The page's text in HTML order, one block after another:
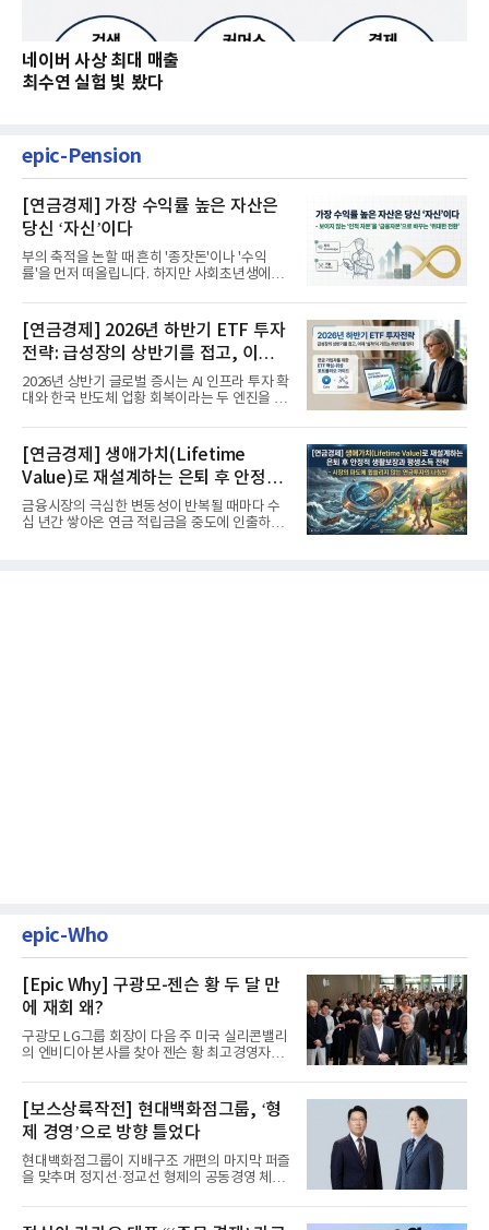
네이버 사상 최대 매출
최수연 실험 빛 봤다
epic-Pension
[연금경제] 가장 수익률 높은 자산은
당신 ‘자신’이다
부의 축적을 논할 때 흔히 '종잣돈'이나 '수익
률'을 먼저 떠올립니다. 하지만 사회초년생에게
[연금경제] 2026년 하반기 ETF 투자
전략: 급성장의 상반기를 접고, 이제
'실적'이 가르는 하반기를 맞다
2026년 상반기 글로벌 증시는 AI 인프라 투자 확
대와 한국 반도체 업황 회복이라는 두 엔진을 달
[연금경제] 생애가치(Lifetime
Value)로 재설계하는 은퇴 후 안정적
생활보장과 평생소득 전략
금융시장의 극심한 변동성이 반복될 때마다 수
십 년간 쌓아온 연금 적립금을 중도에 인출하거
epic-Who
[Epic Why] 구광모-젠슨 황 두 달 만
에 재회 왜?
구광모 LG그룹 회장이 다음 주 미국 실리콘밸리
의 엔비디아 본사를 찾아 젠슨 황 최고경영자
[보스상륙작전] 현대백화점그룹, ‘형
제 경영’으로 방향 틀었다
현대백화점그룹이 지배구조 개편의 마지막 퍼즐
을 맞추며 정지선·정교선 형제의 공동경영 체제